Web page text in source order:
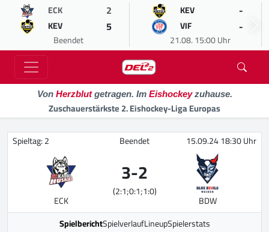
ECK 2
KEV 5
Beendet
KEV -
VIF -
21.08. 15:00 Uhr
Von Herzblutgetragen. Im Eishockeyzuhause.
Zuschauerstärkste 2. Eishockey-Liga Europas
Spieltag: 2 Beendet 15.09.24 18:30 Uhr
ECK
3-2
(2:1;0:1;1:0)
BDW
SpielberichtSpielverlaufLineupSpielerstats